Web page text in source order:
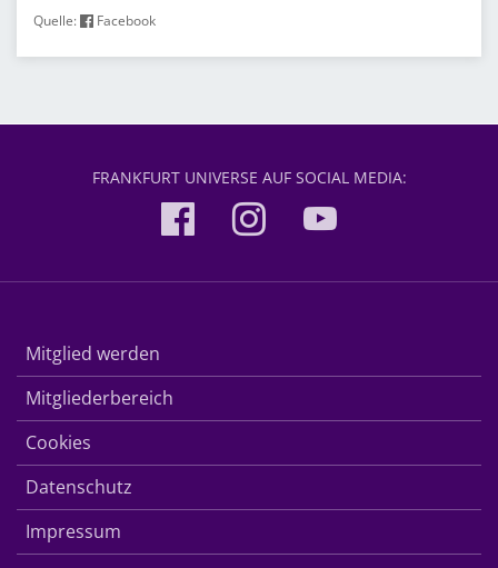
Quelle: Facebook
FRANKFURT UNIVERSE AUF SOCIAL MEDIA:
Mitglied werden
Mitgliederbereich
Cookies
Datenschutz
Impressum